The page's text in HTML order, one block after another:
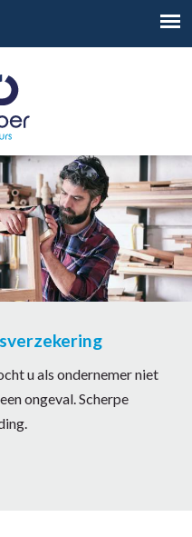
u als ondernemer niet
ongeval. Scherpe